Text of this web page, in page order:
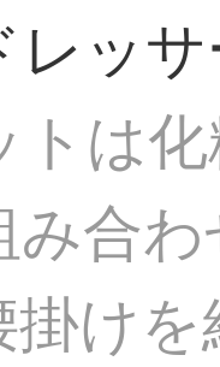
レッ
は
合
けを